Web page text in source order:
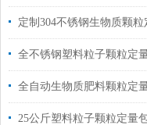
定制304不锈钢生物质颗
全自动生物质肥料颗粒定
25公斤塑料粒子颗粒定量